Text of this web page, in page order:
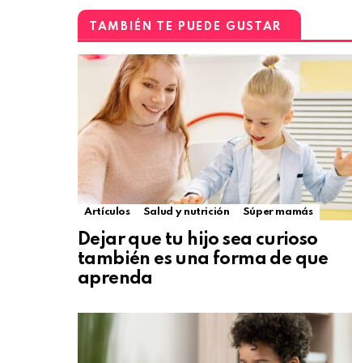
TAMBIÉN TE PUEDE GUSTAR
Artículos Salud y nutrición Súper mamás
Dejar que tu hijo sea curioso
también es una forma de que
aprenda